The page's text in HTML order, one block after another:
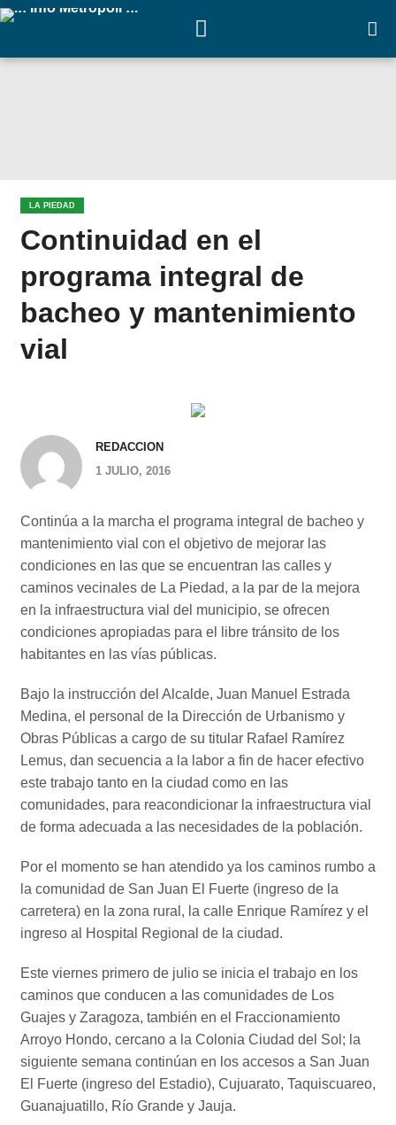
LA PIEDAD
Continuidad en el
programa integral de
bacheo y mantenimiento
vial
REDACCION
1 JULIO, 2016
Continúa a la marcha el programa integral de bacheo y
mantenimiento vial con el objetivo de mejorar las
condiciones en las que se encuentran las calles y
caminos vecinales de La Piedad, a la par de la mejora
en la infraestructura vial del municipio, se ofrecen
condiciones apropiadas para el libre tránsito de los
habitantes en las vías públicas.
Bajo la instrucción del Alcalde, Juan Manuel Estrada
Medina, el personal de la Dirección de Urbanismo y
Obras Públicas a cargo de su titular Rafael Ramírez
Lemus, dan secuencia a la labor a fin de hacer efectivo
este trabajo tanto en la ciudad como en las
comunidades, para reacondicionar la infraestructura vial
de forma adecuada a las necesidades de la población.
Por el momento se han atendido ya los caminos rumbo a
la comunidad de San Juan El Fuerte (ingreso de la
carretera) en la zona rural, la calle Enrique Ramírez y el
ingreso al Hospital Regional de la ciudad.
Este viernes primero de julio se inicia el trabajo en los
caminos que conducen a las comunidades de Los
Guajes y Zaragoza, también en el Fraccionamiento
Arroyo Hondo, cercano a la Colonia Ciudad del Sol; la
siguiente semana continúan en los accesos a San Juan
El Fuerte (ingreso del Estadio), Cujuarato, Taquiscuareo,
Guanajuatillo, Río Grande y Jauja.